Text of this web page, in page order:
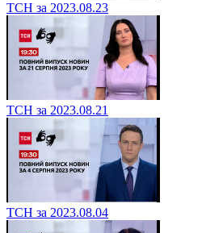
ТСН за 2023.08.23
ТСН за 2023.08.21
ТСН за 2023.08.04